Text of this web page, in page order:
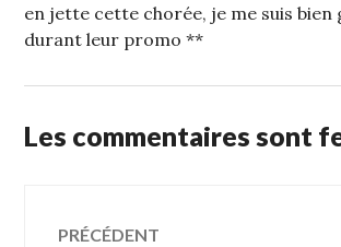
en jette cette chorée, je me suis bien
durant leur promo **
Les commentaires sont
Navigation
PRÉCÉDENT